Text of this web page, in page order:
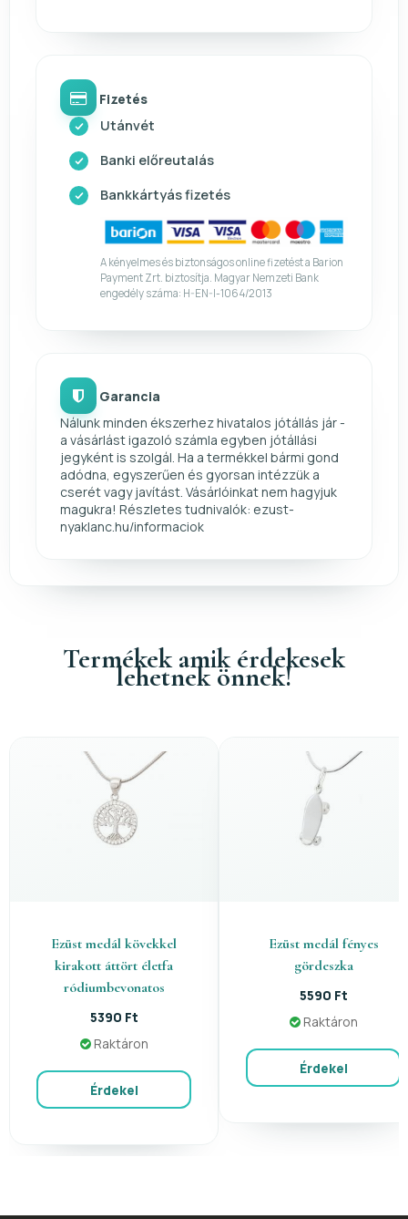
Fizetés
Utánvét
Banki előreutalás
Bankkártyás fizetés
A kényelmes és biztonságos online fizetést a Barion
Payment Zrt. biztosítja. Magyar Nemzeti Bank
engedély száma: H-EN-I-1064/2013
Garancia
Nálunk minden ékszerhez hivatalos jótállás jár -
a vásárlást igazoló számla egyben jótállási
jegyként is szolgál. Ha a termékkel bármi gond
adódna, egyszerűen és gyorsan intézzük a
cserét vagy javítást. Vásárlóinkat nem hagyjuk
magukra! Részletes tudnivalók: ezust-
nyaklanc.hu/informaciok
Termékek amik érdekesek
lehetnek önnek!
Ezüst medál kövekkel
kirakott áttört életfa
ródiumbevonatos
5390 Ft
Raktáron
Érdekel
Ezüst medál fényes
gördeszka
5590 Ft
Raktáron
Érdekel